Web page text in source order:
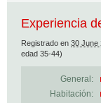
Experiencia
Registrado en 30 June
edad 35-44)
General:
Habitación: